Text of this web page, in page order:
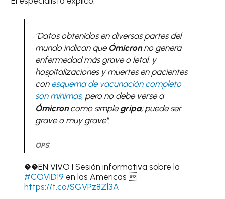
"Datos obtenidos en diversas partes del
mundo indican que Ómicronno genera
enfermedad más grave o letal, y
hospitalizaciones y muertes en pacientes
con esquema de vacunación completo
son mínimas, pero no debe verse a
Ómicroncomo simplegripa; puede ser
grave o muy grave".
OPS.
��EN VIVO I Sesión informativa sobre la
#COVID19 en las Américas 
https://t.co/SGVPz8Zl3A